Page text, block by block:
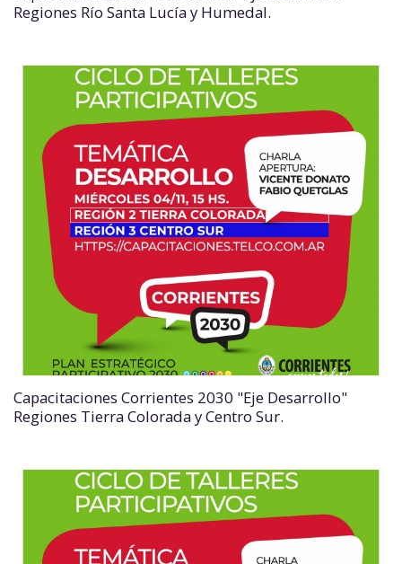
Regiones Río Santa Lucía y Humedal.
Capacitaciones Corrientes 2030 "Eje Desarrollo"
Regiones Tierra Colorada y Centro Sur.